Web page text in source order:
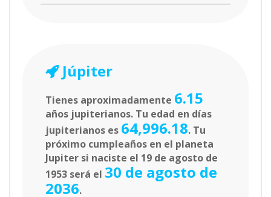
Júpiter
Tienes aproximadamente 6.15
años jupiterianos. Tu edad en días
jupiterianos es 64,996.18. Tu
próximo cumpleaños en el planeta
Jupiter si naciste el 19 de agosto de
1953 será el 30 de agosto de
2036.